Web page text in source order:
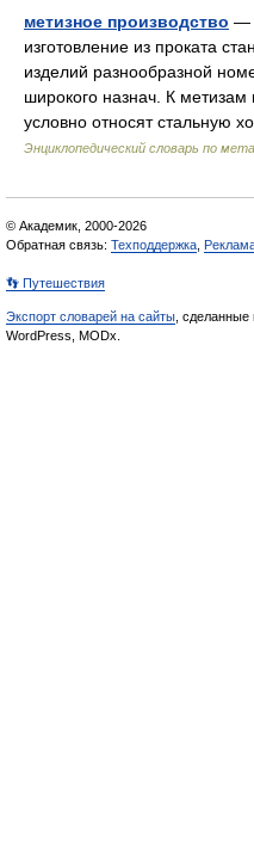
метизное производство —
изготовление из проката
изделий разнообразной
широкого назнач. К
условно относят стальную
Энциклопедический словарь по
© Академик, 2000-2026
Обратная связь: Техподдержка
👣 Путешествия
Экспорт словарей на сайты , сделанные
WordPress, MODx.